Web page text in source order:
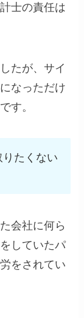
士の責任は
たが、サイ
なっただけ
す。
たくない
会社に何ら
していたパ
をされてい